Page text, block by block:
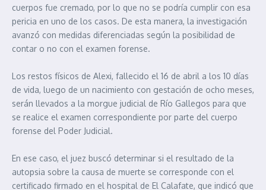
cuerpos fue cremado, por lo que no se podría cumplir con esa
pericia en uno de los casos. De esta manera, la investigación
avanzó con medidas diferenciadas según la posibilidad de
contar o no con el examen forense.
Los restos físicos de Alexi, fallecido el 16 de abril a los 10 días
de vida, luego de un nacimiento con gestación de ocho meses,
serán llevados a la morgue judicial de Río Gallegos para que
se realice el examen correspondiente por parte del cuerpo
forense del Poder Judicial.
En ese caso, el juez buscó determinar si el resultado de la
autopsia sobre la causa de muerte se corresponde con el
certificado firmado en el hospital de El Calafate, que indicó que